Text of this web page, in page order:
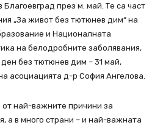
през м. май. Те са част
„За живот без тютюнев дим“ на
и Националната
на белодробните заболявания,
без тютюнев дим – 31 май,
асоциацията д-р София Ангелова.
най-важните причини за
а в много страни – и най-важната